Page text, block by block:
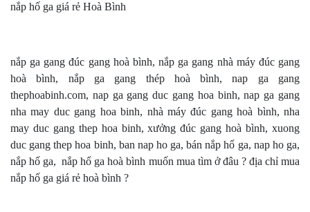
nắp hố ga giá rẻ Hoà Bình
nắp ga gang đúc gang hoà bình, nắp ga gang nhà máy đúc gang
hoà bình, nắp ga gang thép hoà bình, nap ga gang
thephoabinh.com, nap ga gang duc gang hoa binh, nap ga gang
nha may duc gang hoa binh, nhà máy đúc gang hoà bình, nha
may duc gang thep hoa binh, xưởng đúc gang hoà bình, xuong
duc gang thep hoa binh, ban nap ho ga, bán nắp hố ga, nap ho ga,
nắp hố ga, nắp hố ga hoà bình muốn mua tìm ở đâu ? địa chỉ mua
nắp hố ga giá rẻ hoà bình ?